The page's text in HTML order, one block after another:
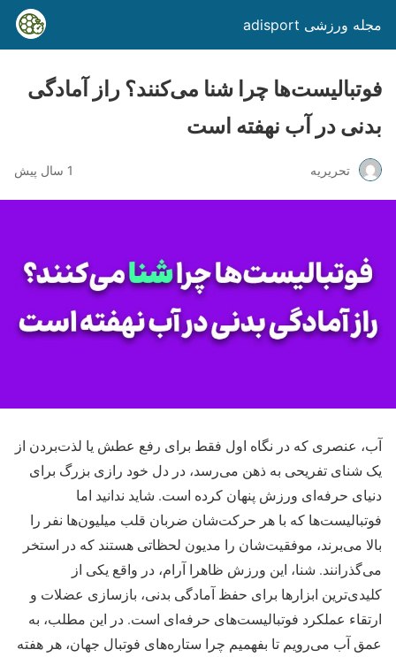
مجله ورزشی adisport
فوتبالیست‌ها چرا شنا می‌کنند؟ راز آمادگی
بدنی در آب نهفته است
تحریریه 1 سال پیش
آب، عنصری که در نگاه اول فقط برای رفع عطش یا لذت‌بردن از
یک شنای تفریحی به ذهن می‌رسد، در دل خود رازی بزرگ برای
دنیای حرفه‌ای ورزش پنهان کرده است. شاید ندانید اما
فوتبالیست‌ها که با هر حرکت‌شان ضربان قلب میلیون‌ها نفر را
بالا می‌برند، موفقیت‌شان را مدیون لحظاتی هستند که در استخر
می‌گذرانند. شنا، این ورزش ظاهرا آرام، در واقع یکی از
کلیدی‌ترین ابزارها برای حفظ آمادگی بدنی، بازسازی عضلات و
ارتقاء عملکرد فوتبالیست‌های حرفه‌ای است. در این مطلب، به
عمق آب می‌رویم تا بفهمیم چرا ستاره‌های فوتبال جهان، هر هفته